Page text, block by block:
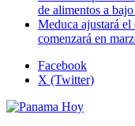
de alimentos a
Meduca ajustará
comenzará en
Facebook
X (Twitter)